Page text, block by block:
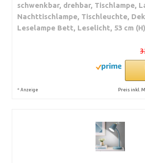
schwenkbar, drehbar, Tischlampe,
Nachttischlampe, Tischleuchte,
Leselampe Bett, Leselicht, 53 cm
* Anzeige Preis inkl.